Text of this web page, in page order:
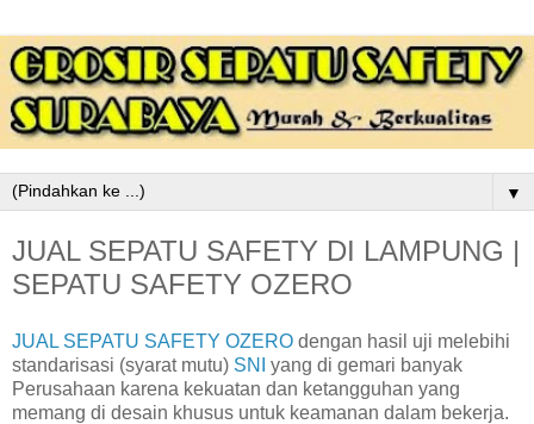
▼
JUAL SEPATU SAFETY DI LAMPUNG |
SEPATU SAFETY OZERO
JUAL SEPATU SAFETY OZERO dengan hasil uji melebihi
standarisasi (syarat mutu) SNI
yang di gemari banyak
Perusahaan karena kekuatan dan ketangguhan yang
memang di desain khusus untuk keamanan dalam bekerja.